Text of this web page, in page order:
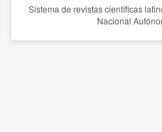
Sistema de revistas científicas
Nacional